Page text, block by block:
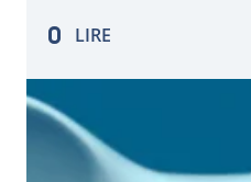
DSI pour 2021. 69 % des
d’entreprise souhaitent
stratégie…
LIRE